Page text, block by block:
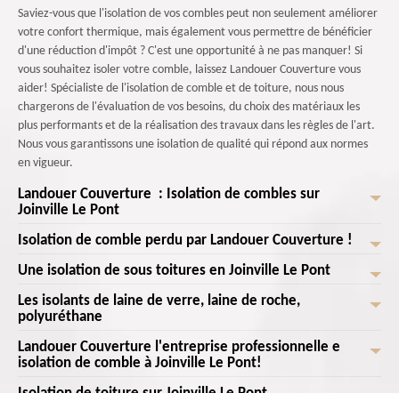
Saviez-vous que l'isolation de vos combles peut non seulement améliorer
votre confort thermique, mais également vous permettre de bénéficier
d'une réduction d'impôt ? C'est une opportunité à ne pas manquer! Si
vous souhaitez isoler votre comble, laissez Landouer Couverture vous
aider! Spécialiste de l'isolation de comble et de toiture, nous nous
chargerons de l'évaluation de vos besoins, du choix des matériaux les
plus performants et de la réalisation des travaux dans les règles de l'art.
Nous vous garantissons une isolation de qualité qui répond aux normes
en vigueur.
Landouer Couverture : Isolation de combles sur
Joinville Le Pont
Contactez un professionnel est un besoin, avec le respect des normes de
mise en œuvre assurent l'efficacité de votre toiture dans le domaine de
jouer votre assurance en cas de sinistre. Il existe plusieurs manières
d’isoler ses combles. Les points à connaître avant d’entreprendre les
travaux sont la manière d’isoler ses combles selon l’usage de la zone à
traiter : l’isolation de combles perdus et l’isolation de combles
Isolation de comble perdu par Landouer Couverture !
Vous en avez assez des températures extrêmes dans votre maison ? Vous
souhaitez réduire vos factures de chauffage et de climatisation tout en
améliorant le bien-être de votre foyer ? Chez Landouer Couverture optez
thermique optimal, des économies d'énergie considérable, et bien
d'autres... Avec une équipe professionnelle et des matériaux de qualité,
nous bous garantirons un résultat durable et optimal! Appelez-nous pour
Une isolation de sous toitures en Joinville Le Pont
Il y a des étapes et techniques à respecter pour assurer l'efficacité de la
pose des isolants. Si vous avez déjà un écran sous toiture installé, il peut
être nécessaire de céder la place pour un espace d’air, de manière à bien
faire sortir l’humidité. Ce conseil est aussi valide s’il n’y a pas encore
Les isolants de laine de verre, laine de roche,
polyuréthane
La laine de verre est un isolant naturel qui a des particularités d'isolation.
Sachez les choix de pouvoir mélanger un isolant multicouche avec la
laine de verre pour rénover votre isolation. La laine de verre est un
Landouer Couverture l'entreprise professionnelle e
isolation de comble à Joinville Le Pont!